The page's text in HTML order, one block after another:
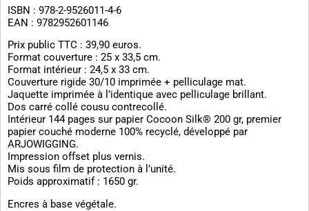
ISBN : 978-2-9526011-4-6
EAN : 9782952601146
Prix public TTC : 39,90 euros.
Format couverture : 25 x 33,5 cm.
Format intérieur : 24,5 x 33 cm.
Couverture rigide 30/10 imprimée + pelliculage mat.
Jaquette imprimée à l’identique avec pelliculage brillant.
Dos carré collé cousu contrecollé.
Intérieur 144 pages sur papier Cocoon Silk® 200 gr, premier
papier couché moderne 100% recyclé, développé par
ARJOWIGGING.
Impression offset plus vernis.
Mis sous film de protection à l’unité.
Poids approximatif : 1650 gr.
Encres à base végétale.